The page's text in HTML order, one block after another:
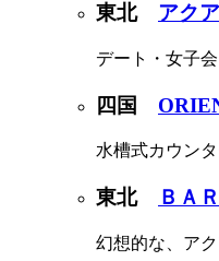
東北 アク
デート・女子
四国
水槽式カウン
東北 ＢＡ
幻想的な、ア